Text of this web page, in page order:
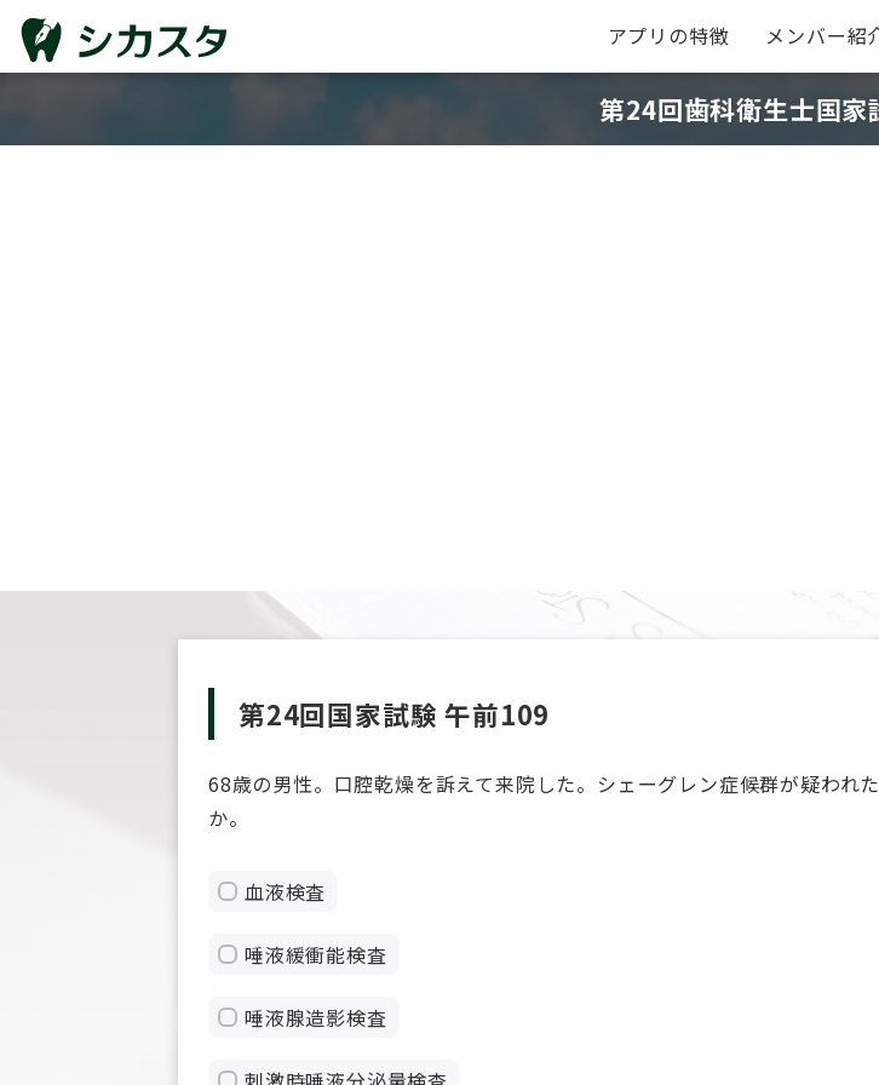
アプリの特徴 メンバー紹
第24回歯科衛生士国
第24回国家試験 午前109
68歳の男性。口腔乾燥を訴えて来院した。シェーグレン症候群が疑われ
か。
血液検査
唾液緩衝能検査
唾液腺造影検査